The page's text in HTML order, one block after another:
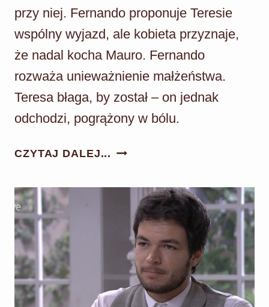
przy niej. Fernando proponuje Teresie
wspólny wyjazd, ale kobieta przyznaje,
że nadal kocha Mauro. Fernando
rozważa unieważnienie małżeństwa.
Teresa błaga, by został – on jednak
odchodzi, pogrążony w bólu.
CZYTAJ DALEJ... AKACJOWA
FERNANDO
ROZWAŻA
ROZWÓD!